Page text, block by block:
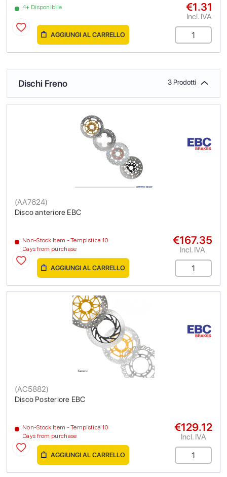
4+ Disponibile €1.31
Incl. IVA
AGGIUNGI AL CARRELLO
Dischi Freno 3 Prodotti
Disco anteriore EBC
(AA7624)
Non-Stock Item - Tempistica 10
Days from purchase
€167.35
Incl. IVA
AGGIUNGI AL CARRELLO
Disco Posteriore EBC
(AC5882)
Non-Stock Item - Tempistica 10
Days from purchase
€129.12
Incl. IVA
AGGIUNGI AL CARRELLO